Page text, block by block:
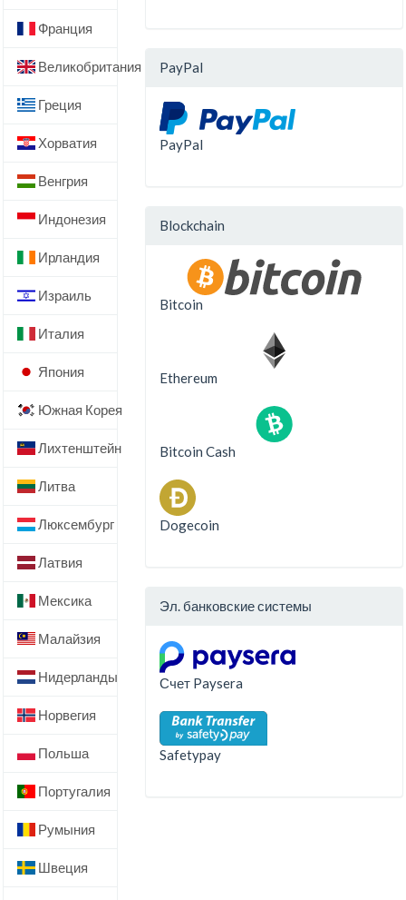
Франция
Великобритания
Греция
Хорватия
Венгрия
Индонезия
Ирландия
Израиль
Италия
Япония
Южная Корея
Лихтенштейн
Литва
Люксембург
Латвия
Мексика
Малайзия
Нидерланды
Норвегия
Польша
Португалия
Румыния
Швеция
PayPal
PayPal
Blockchain
Bitcoin
Ethereum
Bitcoin Cash
Dogecoin
Эл. банковские системы
Счет Paysera
Safetypay